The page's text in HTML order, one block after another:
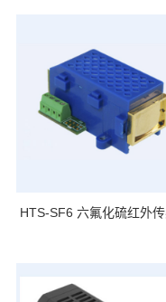
HTS-SF6 六氟化硫红外